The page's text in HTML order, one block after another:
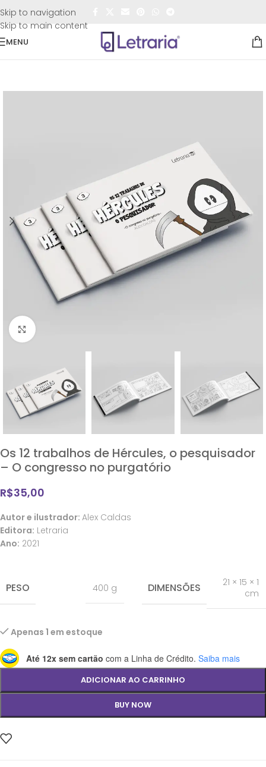
Skip to navigation
Skip to main content
FRETE GRÁTIS
MENU
Clique para ampliar
Os 12 trabalhos de Hércules, o pesquisador
– O congresso no purgatório
R$35,00
Autor e ilustrador: Alex Caldas
Editora: Letraria
Ano: 2021
PESO 400 g DIMENSÕES
21 × 15 × 1
cm
Apenas 1 em estoque
Até 12x sem cartão com a Linha de Crédito. Saiba mais
ADICIONAR AO CARRINHO
BUY NOW